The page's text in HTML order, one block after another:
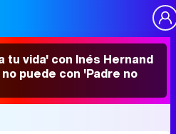
tu vida' con Inés Hernand
puede con 'Padre no